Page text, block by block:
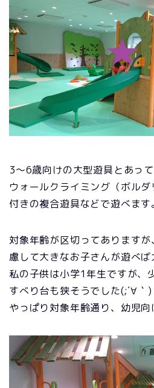
3～6歳向けの大型遊具とあって
ウォールクライミング（ボル
付きの複合遊具などで遊べます。
対象年齢が区切ってあります
慮して大きなお子さんが遊べば
私の子供は小学1年生ですが、
すべり台も狭そうでした(;´∀｀)
やっぱり対象年齢通り、幼児向